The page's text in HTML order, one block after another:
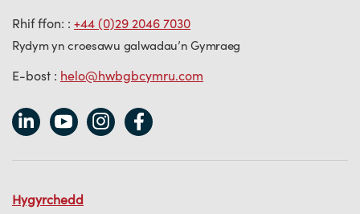
Rhif ffon: : +44 (0)29 2046 7030
Rydym yn croesawu galwadau’n Gymraeg
E-bost : helo@hwbgbcymru.com
Hygyrchedd